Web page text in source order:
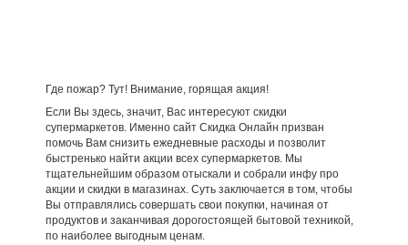
Где пожар? Тут! Внимание, горящая акция!
Если Вы здесь, значит, Вас интересуют скидки
супермаркетов. Именно сайт Скидка Онлайн призван
помочь Вам снизить ежедневные расходы и позволит
быстренько найти акции всех супермаркетов. Мы
тщательнейшим образом отыскали и собрали инфу про
акции и скидки в магазинах. Суть заключается в том, чтобы
Вы отправлялись совершать свои покупки, начиная от
продуктов и заканчивая дорогостоящей бытовой техникой,
по наиболее выгодным ценам.